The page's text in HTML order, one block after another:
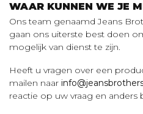
WAAR KUNNEN WE JE
Ons team genaamd Jeans
gaan ons uiterste best doen
mogelijk van dienst te zijn.
Heeft u vragen over een
mailen naar
reactie op uw vraag en anders